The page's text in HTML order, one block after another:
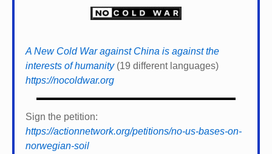
A New Cold War against China is against the
interests of humanity(19 different languages)
https://nocoldwar.org
Sign the petition:
https://actionnetwork.org/petitions/no-us-bases-on-
norwegian-soil